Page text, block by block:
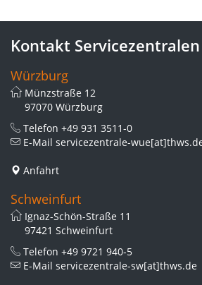
Kontakt Servicezentralen
Würzburg
Münzstraße 12
97070 Würzburg
Telefon +49 931 3511-0
E-Mail servicezentrale-
Anfahrt
Schweinfurt
Ignaz-Schön-Straße 11
97421 Schweinfurt
Telefon +49 9721 940-5
E-Mail servicezentrale-sw[at]thws.de